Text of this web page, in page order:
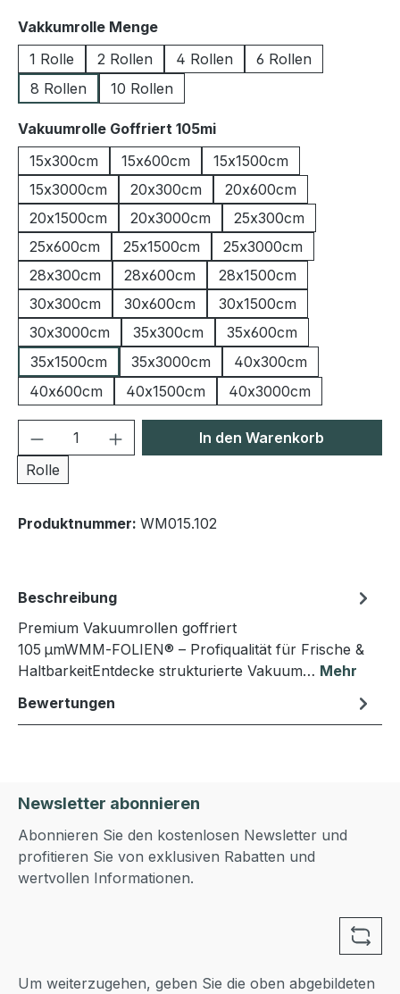
Vakkumrolle Mengeauswählen
1 Rolle
2 Rollen 4 Rollen
6 Rollen
8 Rollen
10 Rollen
Vakuumrolle Goffriert 105miauswählen
15x300cm
15x600cm
15x1500cm
15x3000cm
20x300cm
20x600cm
20x1500cm
20x3000cm
25x300cm
25x600cm
25x1500cm
25x3000cm
28x300cm
28x600cm
28x1500cm
30x300cm
30x600cm
30x1500cm
30x3000cm
35x300cm
35x600cm
35x1500cm
35x3000cm
40x300cm
40x600cm
40x1500cm 40x3000cm
Produkt Anzahl: Gib den
Rolle
In den Warenkorb
Produktnummer: WM015.102
Beschreibung
Premium Vakuumrollen goffriert
105 µmWMM‑FOLIEN® – Profiqualität für Frische &
HaltbarkeitEntdecke strukturierte Vakuum… Mehr
Bewertungen
Newsletter abonnieren
Abonnieren Sie den kostenlosen Newsletter und
profitieren Sie von exklusiven Rabatten und
wertvollen Informationen.
Um weiterzugehen, geben Sie die oben abgebildeten